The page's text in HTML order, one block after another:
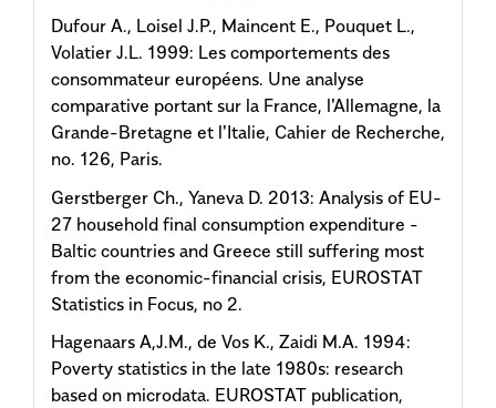
Dufour A., Loisel J.P., Maincent E., Pouquet L.,
Volatier J.L. 1999: Les comportements des
consommateur européens. Une analyse
comparative portant sur la France, l'Allemagne, la
Grande-Bretagne et l'Italie, Cahier de Recherche,
no. 126, Paris.
Gerstberger Ch., Yaneva D. 2013: Analysis of EU-
27 household final consumption expenditure -
Baltic countries and Greece still suffering most
from the economic-financial crisis, EUROSTAT
Statistics in Focus, no 2.
Hagenaars A,J.M., de Vos K., Zaidi M.A. 1994:
Poverty statistics in the late 1980s: research
based on microdata. EUROSTAT publication,